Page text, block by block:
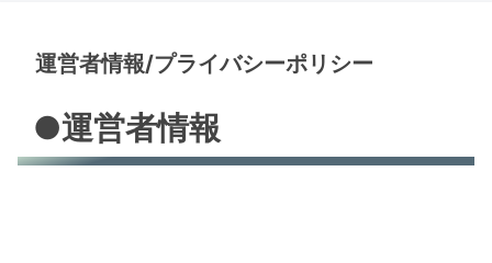
運営者情報/プライバシーポリシー
●運営者情報